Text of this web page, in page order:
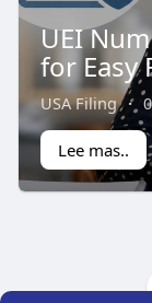
UEI
for Easy
USA Filing ·
Lee mas..